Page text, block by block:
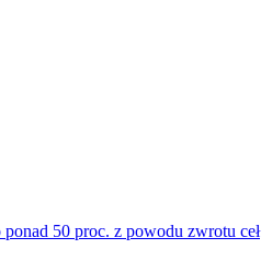
50 proc. z powodu zwrotu ceł